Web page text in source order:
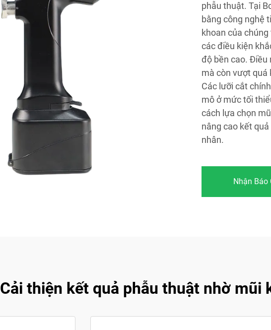
phẫu thuật. Tại
bằng công nghệ
khoan của
các điều kiện
độ bền cao. Điều
mà còn vượt quá
Các lưỡi cắt
mô ở mức tối
cách lựa chọn
nâng cao kết
nhân.
Nhận Báo
Cải thiện kết quả phẫu thuật nhờ mũi